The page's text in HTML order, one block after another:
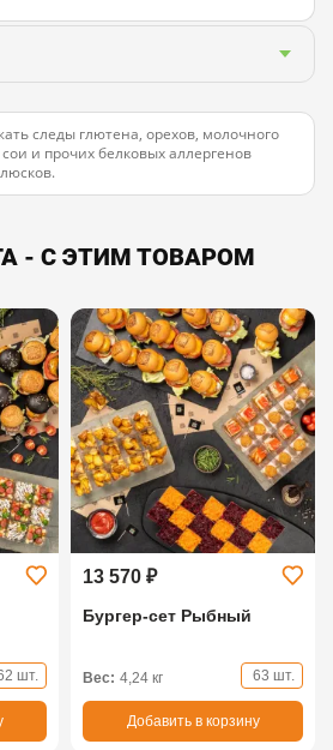
следы глютена, орехов, молочного
и прочих белковых аллергенов
- С ЭТИМ ТОВАРОМ
шт.
13 570 ₽
Бургер-сет Рыбный
Вес: 4,24 кг 63 шт.
Добавить в корзину